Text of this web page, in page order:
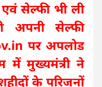
सेल्फी भी ली
अपनी सेल्फी
पर अपलोड
में मुख्यमंत्री ने
के परिजनों